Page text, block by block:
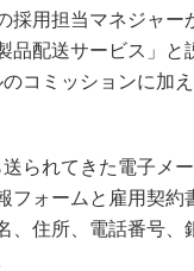
採用担当マネジャ
品配送サービス」
コミッションに加
られてきた電子メ
フォームと雇用契
、住所、電話番号、